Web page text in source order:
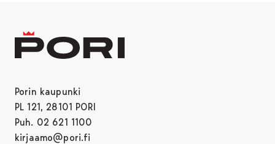
Porin kaupunki
PL 121, 28101 PORI
Puh. 02 621 1100
kirjaamo@pori.fi